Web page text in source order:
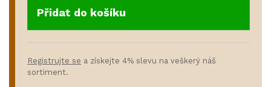
Přidat do košíku
Registrujte se a získejte 4% slevu na veškerý náš
sortiment.